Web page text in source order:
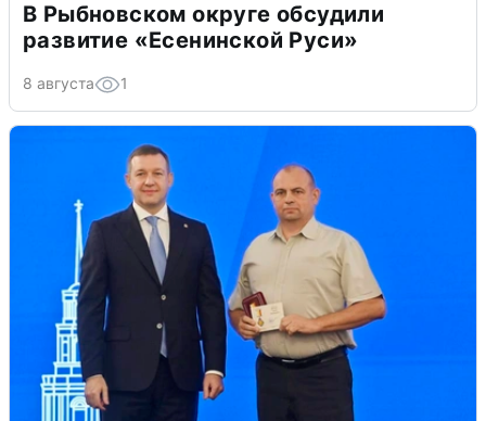
В Рыбновском округе обсудили
развитие «Есенинской Руси»
8 августа 1